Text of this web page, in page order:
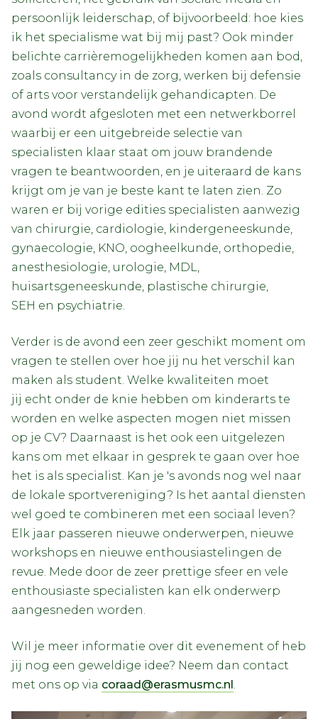
persoonlijk leiderschap, of bijvoorbeeld: hoe kies
ik het specialisme wat bij mij past? Ook minder
belichte carrièremogelijkheden komen aan bod,
zoals consultancy in de zorg, werken bij defensie
of arts voor verstandelijk gehandicapten. De
avond wordt afgesloten met een netwerkborrel
waarbij er een uitgebreide selectie van
specialisten klaar staat om jouw brandende
vragen te beantwoorden, en je uiteraard de kans
krijgt om je van je beste kant te laten zien. Zo
waren er bij vorige edities specialisten aanwezig
van chirurgie, cardiologie, kindergeneeskunde,
gynaecologie, KNO, oogheelkunde, orthopedie,
anesthesiologie, urologie, MDL,
huisartsgeneeskunde, plastische chirurgie,
SEH en psychiatrie.
Verder is de avond een zeer geschikt moment om
vragen te stellen over hoe jij nu het verschil kan
maken als student. Welke kwaliteiten moet
jij echt onder de knie hebben om kinderarts te
worden en welke aspecten mogen niet missen
op je CV? Daarnaast is het ook een uitgelezen
kans om met elkaar in gesprek te gaan over hoe
het is als specialist. Kan je 's avonds nog wel naar
de lokale sportvereniging? Is het aantal diensten
wel goed te combineren met een sociaal leven?
Elk jaar passeren nieuwe onderwerpen, nieuwe
workshops en nieuwe enthousiastelingen de
revue. Mede door de zeer prettige sfeer en vele
enthousiaste specialisten kan elk onderwerp
aangesneden worden.
Wil je meer informatie over dit evenement of heb
jij nog een geweldige idee? Neem dan contact
met ons op via coraad@erasmusmc.nl.